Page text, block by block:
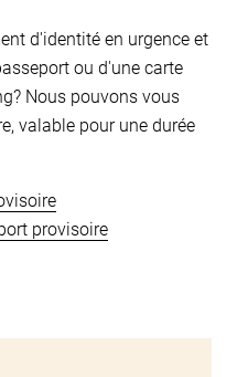
d'identité en urgence et
ou d'une carte
Nous pouvons vous
valable pour une durée
provisoire